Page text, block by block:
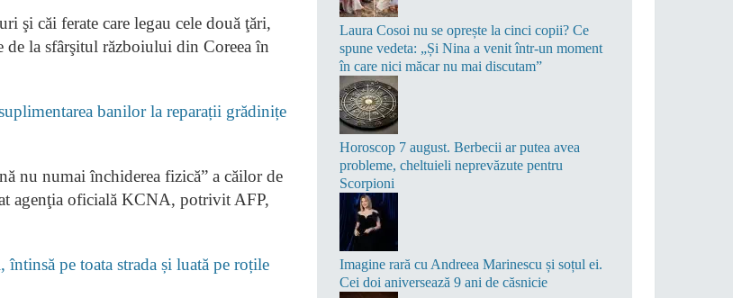
şi căi ferate care legau cele două ţări,
de la sfârşitul războiului din Coreea în
banilor la reparații grădinițe
nu numai închiderea fizică” a căilor de
agenţia oficială KCNA, potrivit AFP,
pe toata strada și luată pe roțile
Laura Cosoi nu se oprește la cinci copii? Ce
spune vedeta: „Și Nina a venit într-un moment
în care nici măcar nu mai discutam”
Horoscop 7 august. Berbecii ar putea avea
probleme, cheltuieli neprevăzute pentru
Scorpioni
Imagine rară cu Andreea Marinescu și soțul ei.
Cei doi aniversează 9 ani de căsnicie